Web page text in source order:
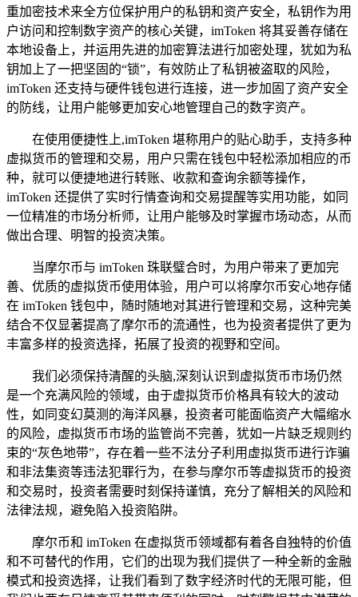
重加密技术来全方位保护用户的私钥和资产安全，私钥作为用
户访问和控制数字资产的核心关键，imToken 将其妥善存储在
本地设备上，并运用先进的加密算法进行加密处理，犹如为私
钥加上了一把坚固的“锁”，有效防止了私钥被盗取的风险，
imToken 还支持与硬件钱包进行连接，进一步加固了资产安全
的防线，让用户能够更加安心地管理自己的数字资产。
在使用便捷性上,imToken 堪称用户的贴心助手，支持多种
虚拟货币的管理和交易，用户只需在钱包中轻松添加相应的币
种，就可以便捷地进行转账、收款和查询余额等操作，
imToken 还提供了实时行情查询和交易提醒等实用功能，如同
一位精准的市场分析师，让用户能够及时掌握市场动态，从而
做出合理、明智的投资决策。
当摩尔币与 imToken 珠联璧合时，为用户带来了更加完
善、优质的虚拟货币使用体验，用户可以将摩尔币安心地存储
在 imToken 钱包中，随时随地对其进行管理和交易，这种完美
结合不仅显著提高了摩尔币的流通性，也为投资者提供了更为
丰富多样的投资选择，拓展了投资的视野和空间。
我们必须保持清醒的头脑,深刻认识到虚拟货币市场仍然
是一个充满风险的领域，由于虚拟货币价格具有较大的波动
性，如同变幻莫测的海洋风暴，投资者可能面临资产大幅缩水
的风险，虚拟货币市场的监管尚不完善，犹如一片缺乏规则约
束的“灰色地带”，存在着一些不法分子利用虚拟货币进行诈骗
和非法集资等违法犯罪行为，在参与摩尔币等虚拟货币的投资
和交易时，投资者需要时刻保持谨慎，充分了解相关的风险和
法律法规，避免陷入投资陷阱。
摩尔币和 imToken 在虚拟货币领域都有着各自独特的价值
和不可替代的作用，它们的出现为我们提供了一种全新的金融
模式和投资选择，让我们看到了数字经济时代的无限可能，但